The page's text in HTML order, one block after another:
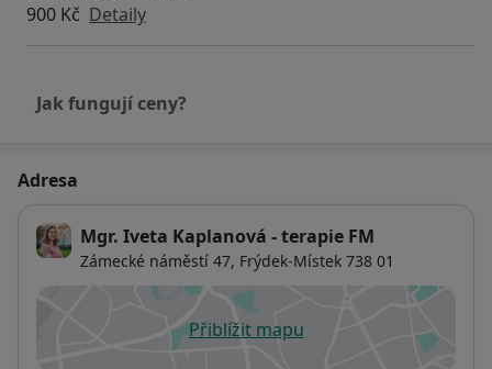
900 Kč Detaily
Jak fungují ceny?
Adresa
Mgr. Iveta Kaplanová - terapie FM
Zámecké náměstí 47, Frýdek-Místek 738 01
Přiblížit mapuse otevře v nové záložce